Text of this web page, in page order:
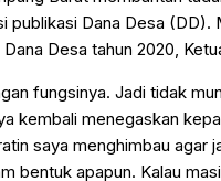
Dana Desa
Desa tahun 2020,
fungsinya. Jadi tidak
kembali menegaskan
saya menghimbau agar
bentuk apapun. Kalau